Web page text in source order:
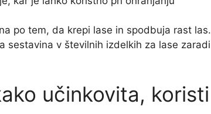
po tem, da krepi lase in spodbuja rast las.
sestavina v številnih izdelkih za lase zaradi
učinkovita, koristi